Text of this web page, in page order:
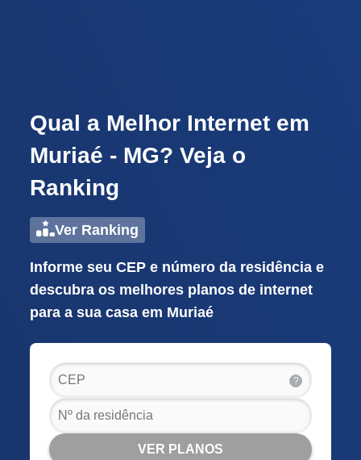
Qual a Melhor Internet em
Muriaé - MG? Veja o
Ranking
Ver Ranking
Informe seu CEP e número da residência e
descubra os melhores planos de internet
para a sua casa em Muriaé
?
VER PLANOS